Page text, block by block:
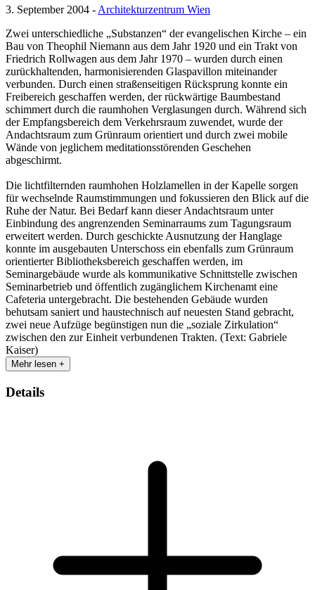
3. September 2004 -Architekturzentrum Wien
Zwei unterschiedliche „Substanzen“ der evangelischen Kirche – ein
Bau von Theophil Niemann aus dem Jahr 1920 und ein Trakt von
Friedrich Rollwagen aus dem Jahr 1970 – wurden durch einen
zurückhaltenden, harmonisierenden Glaspavillon miteinander
verbunden. Durch einen straßenseitigen Rücksprung konnte ein
Freibereich geschaffen werden, der rückwärtige Baumbestand
schimmert durch die raumhohen Verglasungen durch. Während sich
der Empfangsbereich dem Verkehrsraum zuwendet, wurde der
Andachtsraum zum Grünraum orientiert und durch zwei mobile
Wände von jeglichem meditationsstörenden Geschehen
abgeschirmt.
Die lichtfilternden raumhohen Holzlamellen in der Kapelle sorgen
für wechselnde Raumstimmungen und fokussieren den Blick auf die
Ruhe der Natur. Bei Bedarf kann dieser Andachtsraum unter
Einbindung des angrenzenden Seminarraums zum Tagungsraum
erweitert werden. Durch geschickte Ausnutzung der Hanglage
konnte im ausgebauten Unterschoss ein ebenfalls zum Grünraum
orientierter Bibliotheksbereich geschaffen werden, im
Seminargebäude wurde als kommunikative Schnittstelle zwischen
Seminarbetrieb und öffentlich zugänglichem Kirchenamt eine
Cafeteria untergebracht. Die bestehenden Gebäude wurden
behutsam saniert und haustechnisch auf neuesten Stand gebracht,
zwei neue Aufzüge begünstigen nun die „soziale Zirkulation“
zwischen den zur Einheit verbundenen Trakten. (Text: Gabriele
Kaiser)
Mehr lesen +
Details